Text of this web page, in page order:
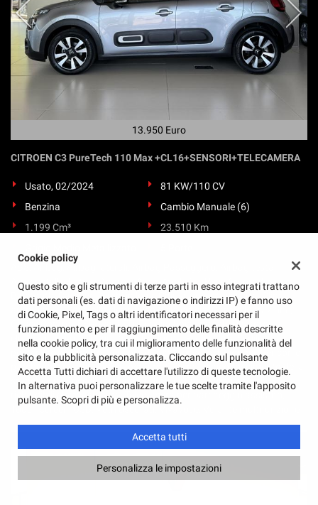
13.950 Euro
CITROEN C3 PureTech 110 Max +CL16+SENSORI+TELECAMERA
Usato, 02/2024
81 KW/110 CV
Benzina
Cambio Manuale (6)
1.199 Cm³
23.510 Km
ABS, Airbag, Airbag laterali, Airbag Passeggero, Airbag testa,
Alzacristalli elettrici, Android Auto, Apple CarPlay, Autoradio,
Bluetooth, Carplay, Cerchi in lega, Chiusura centralizzata, Clima
automatico, Controllo elettronico della corsia, Controllo trazione,
Cruise Control, ESP, Fari LED, Fendinebbia, Immobilizzatore
elettronico, Isofix, Limitatore di velocità, Radio DAB, Sedile
posteriore sdoppiato, Sensore di luce, Sensore di pioggia, Sensori di
parcheggio posteriori, Servosterzo, Sistema di riconoscimento della
stanchezza, Specchietti laterali elettrici, Specchietti laterali
richiudibili elettricamente, Telecamera per parcheggio assistito,
Touch screen, USB, Vetri oscurati, Vivavoce, Volante multifunzione
Cookie policy
Questo sito e gli strumenti di terze parti in esso integrati trattano
dati personali (es. dati di navigazione o indirizzi IP) e fanno uso
di Cookie, Pixel, Tags o altri identificatori necessari per il
funzionamento e per il raggiungimento delle finalità descritte
nella cookie policy, tra cui il miglioramento delle funzionalità del
sito e la pubblicità personalizzata. Cliccando sul pulsante
Accetta Tutti dichiari di accettare l'utilizzo di queste tecnologie.
In alternativa puoi personalizzare le tue scelte tramite l'apposito
pulsante. Scopri di più e personalizza.
Accetta tutti
Personalizza le impostazioni